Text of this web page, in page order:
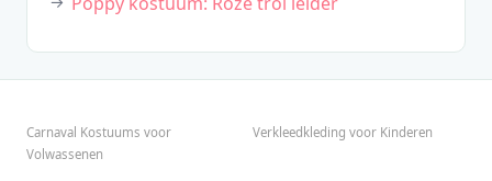
Carnaval Kostuums voor
Volwassenen
Verkleedkleding voor Kinderen